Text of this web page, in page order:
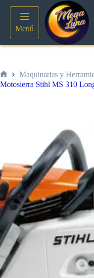
contenido
Menú
Inicio
Maquinarias y
Motosierra Stihl MS 310